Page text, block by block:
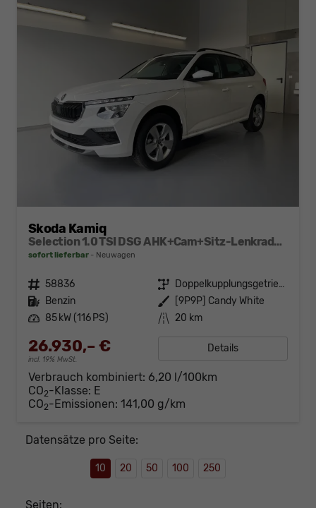
Skoda Kamiq
Selection 1.0 TSI DSG AHK+Cam+Sitz-Lenkradheiz+Sunset+Kessy+AppConnect+Alu16
sofort lieferbar Neuwagen
Fahrzeugnr. 58836 Getriebe
Doppelkupplungsgetriebe (DSG)
Kraftstoff Benzin Außenfarbe
[9P9P] Candy White
Leistung 85 kW (116 PS) Kilometerstand 20 km
26.930,– €
incl. 19% MwSt.
Details
Verbrauch kombiniert: 6,20 l/100km
CO2-Klasse: E
CO2-Emissionen: 141,00 g/km
Datensätze pro Seite:
10 20 50 100 250
Seiten: